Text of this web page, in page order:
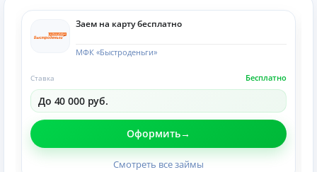
Заем на карту бесплатно
МФК «Быстроденьги»
Бесплатно
Ставка
До 40 000 руб.
Оформить
Смотреть все займы